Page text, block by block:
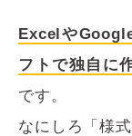
Excelや
フトで独自に
です。
なにしろ「様